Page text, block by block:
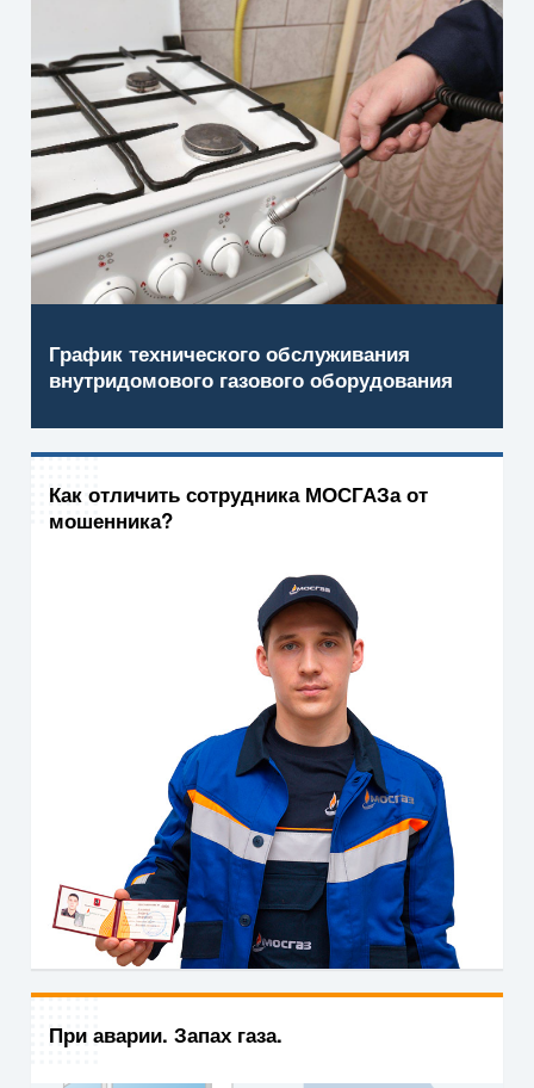
График технического обслуживания
внутридомового газового оборудования
Как отличить сотрудника МОСГАЗа от
мошенника?
При аварии. Запах газа.